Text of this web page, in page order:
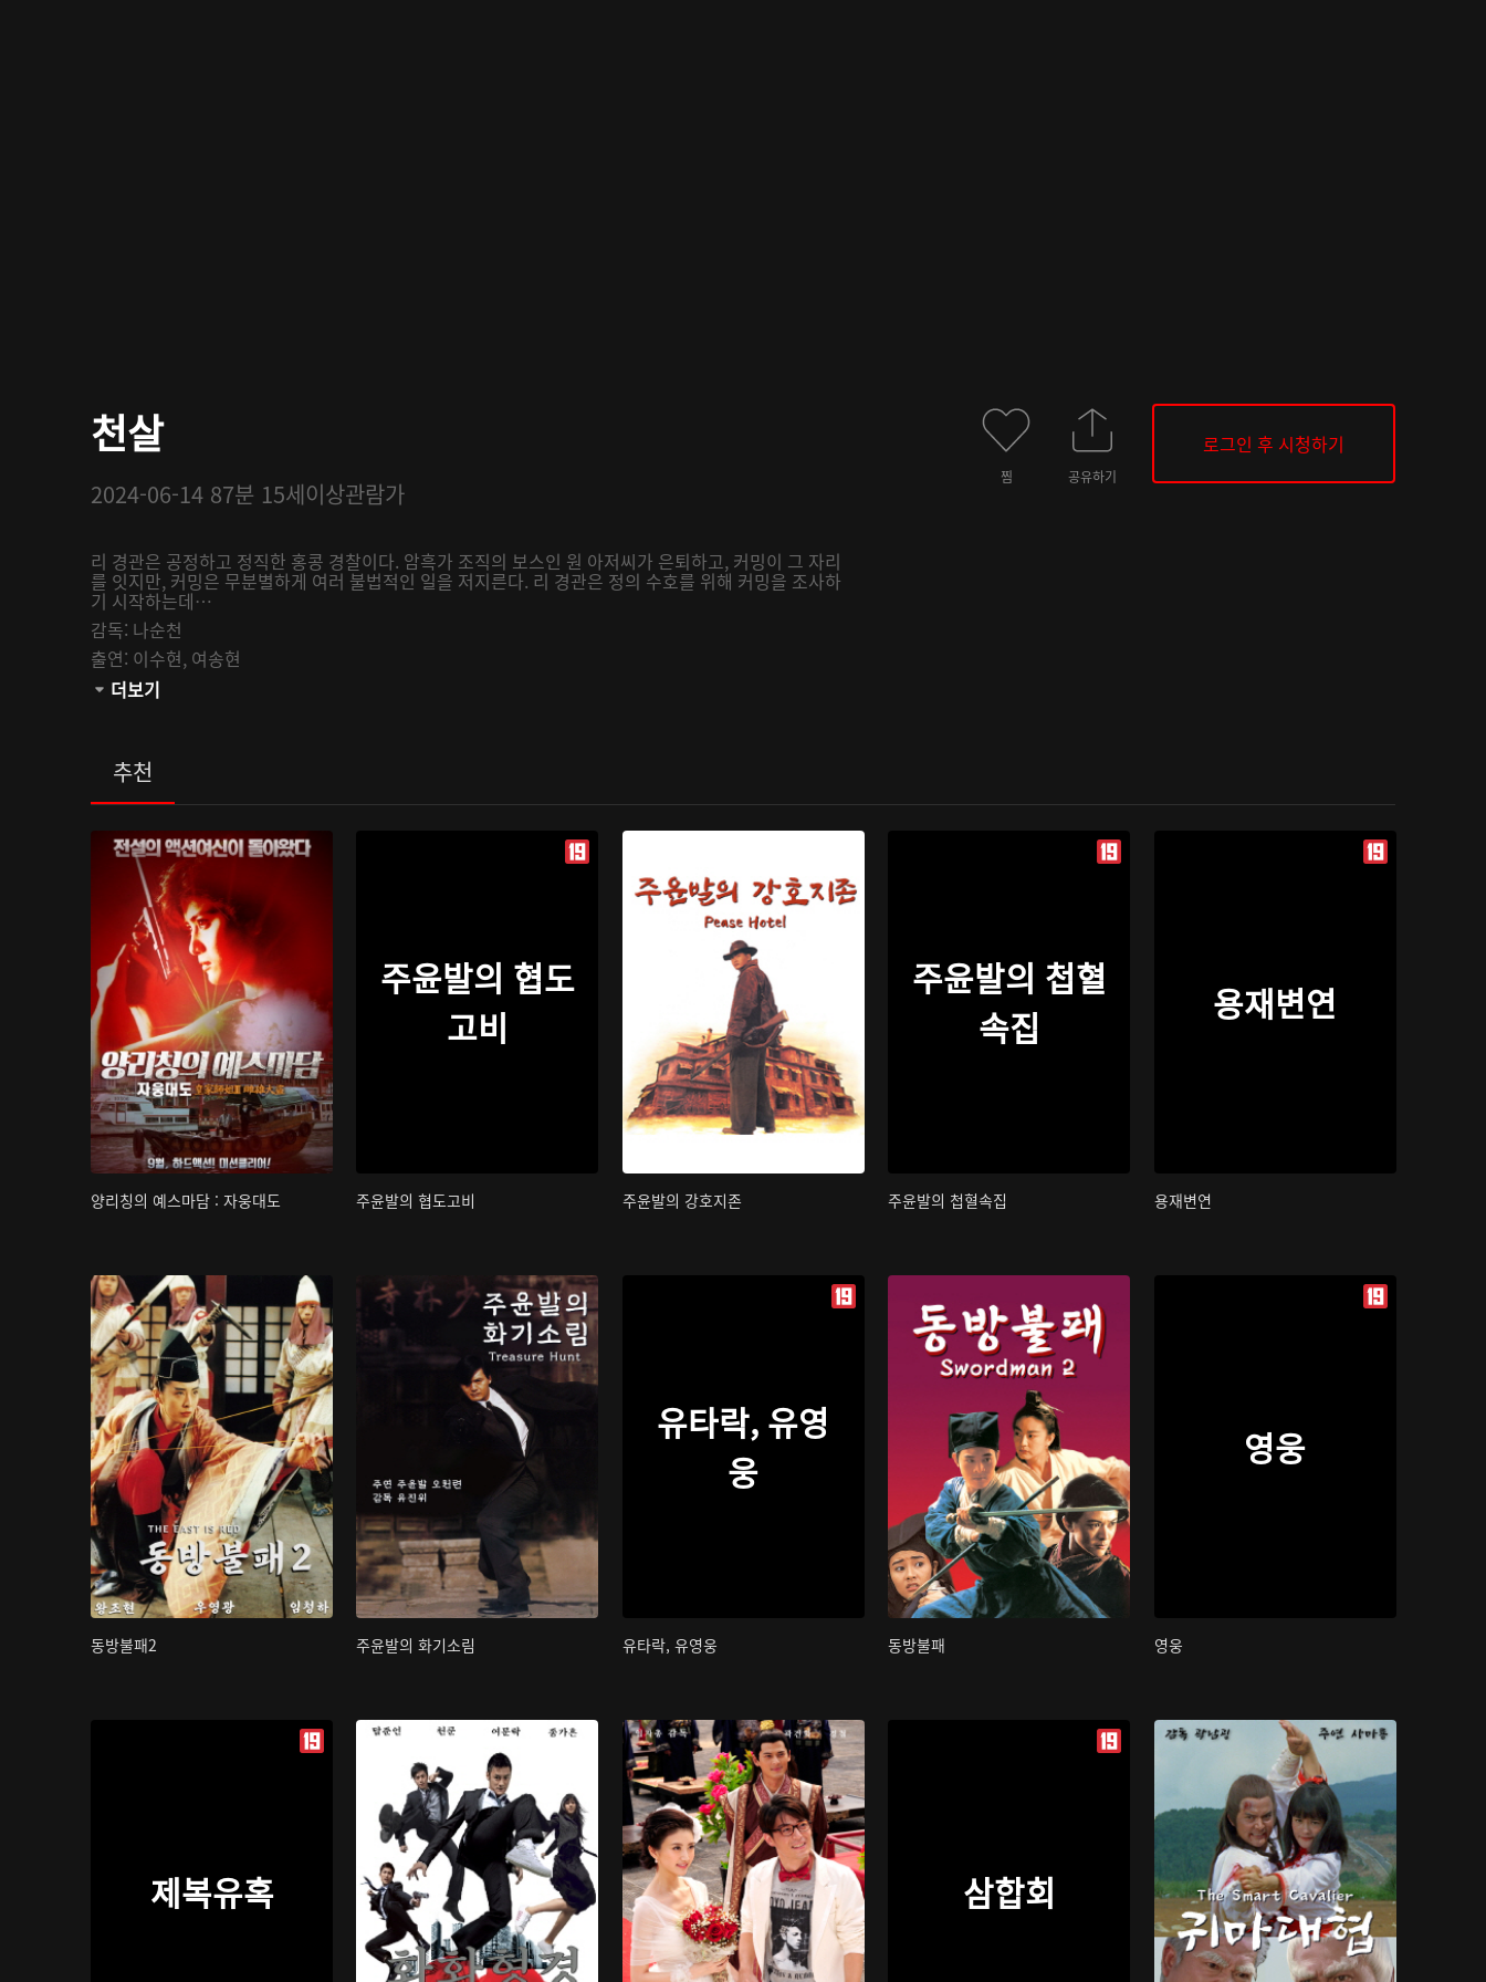
천살
2024-06-14 87분 15세이상관람가
리 경관은 공정하고 정직한 홍콩 경찰이다. 암흑가 조직의 보스인 원 아저씨가 은퇴하고, 커밍이 그 자리
를 잇지만, 커밍은 무분별하게 여러 불법적인 일을 저지른다. 리 경관은 정의 수호를 위해 커밍을 조사하
기 시작하는데…
감독: 나순천
출연: 이수현, 여송현
관람등급:
더보기
찜 공유하기
로그인 후 시청하기
추천
양리칭의 예스마담 : 자웅대도
주윤발의 협도
고비
주윤발의 협도고비 주윤발의 강호지존
주윤발의 첩혈
속집
주윤발의 첩혈속집
용재변연
용재변연
동방불패2 주윤발의 화기소림
유타락, 유영
웅
유타락, 유영웅 동방불패
영웅
영웅
제복유혹 삼합회